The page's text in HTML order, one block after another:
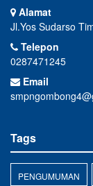
Alamat
Jl.Yos Sudarso
Telepon
0287471245
Email
Tags
PENGUMUMAN